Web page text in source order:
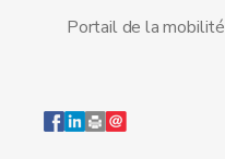
Portail de la mobilité